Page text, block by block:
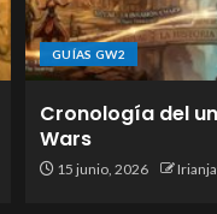
GUÍAS GW2
Cronología del
Wars
15 junio, 2026